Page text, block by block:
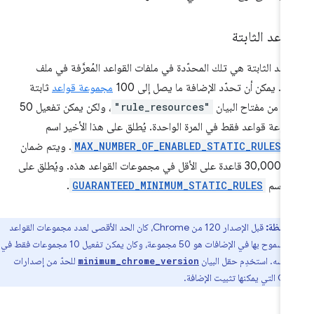
الثابتة
الثابتة هي تلك المحدّدة في ملفات القواعد المُعرَّفة في ملف
يمكن أن تحدّد الإضافة ما يصل إلى 100
مجموعة قواعدثابتة
من مفتاح البيان "rule_resources"
، ولكن يمكن تفعيل 50
قواعد فقط في المرة الواحدة. يُطلق على هذا الأخير اسم
. ويتم ضمان
توفّر 30,000 قاعدة على الأقل في مجموعات القواعد هذه. ويُطلق على
GUARANTEED_MINIMUM_STATIC_RULES
.
قبل الإصدار 120 من Chrome، كان الحد الأقصى لعدد مجموعات القواعد
الثابتة المسموح بها في الإضافات هو 50 مجموعة، وكان يمكن تفعيل 10 مجموعات فقط في
استخدِم حقل البيان minimum_chrome_versionللحدّ من إصدارات